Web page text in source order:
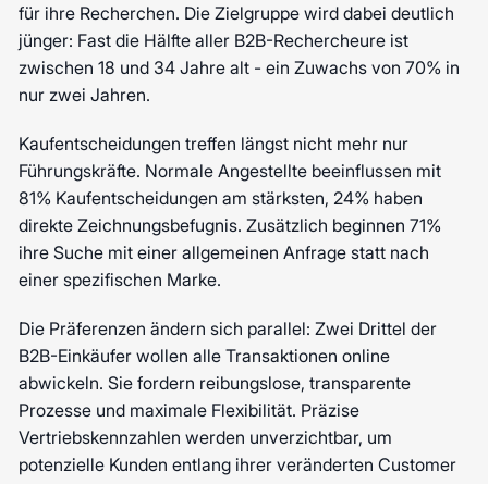
für ihre Recherchen. Die Zielgruppe wird dabei deutlich
jünger: Fast die Hälfte aller B2B-Rechercheure ist
zwischen 18 und 34 Jahre alt - ein Zuwachs von 70% in
nur zwei Jahren.
Kaufentscheidungen treffen längst nicht mehr nur
Führungskräfte. Normale Angestellte beeinflussen mit
81% Kaufentscheidungen am stärksten, 24% haben
direkte Zeichnungsbefugnis. Zusätzlich beginnen 71%
ihre Suche mit einer allgemeinen Anfrage statt nach
einer spezifischen Marke.
Die Präferenzen ändern sich parallel: Zwei Drittel der
B2B-Einkäufer wollen alle Transaktionen online
abwickeln. Sie fordern reibungslose, transparente
Prozesse und maximale Flexibilität. Präzise
Vertriebskennzahlen werden unverzichtbar, um
potenzielle Kunden entlang ihrer veränderten Customer